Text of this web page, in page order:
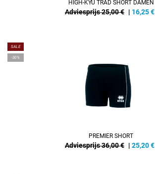
HIGH-KYU TRAD SHORT DAMEN
Adviesprijs 25,00 € | 16,25€
SALE
-30%
PREMIER SHORT
Adviesprijs 36,00 € | 25,20€